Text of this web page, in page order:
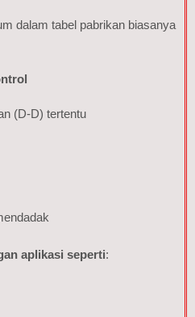
dalam tabel pabrikan biasanya
(D-D) tertentu
aplikasi seperti: